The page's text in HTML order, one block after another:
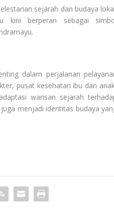
sejarah dan budaya
kini berperan sebagai
dalam perjalanan
pusat kesehatan ibu dan
warisan sejarah
menjadi identitas budaya